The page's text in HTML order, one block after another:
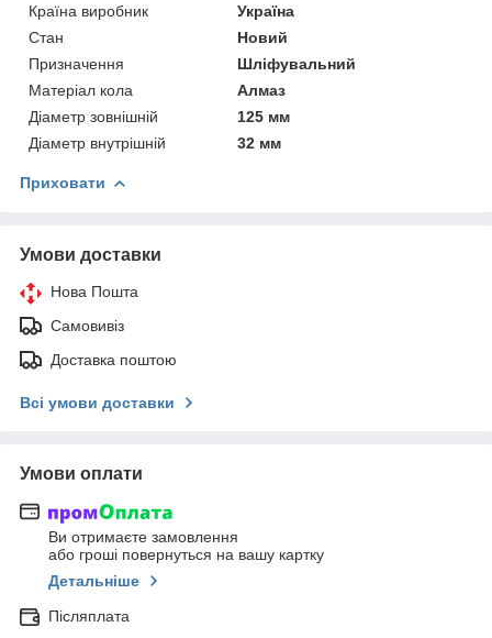
Країна виробник
Україна
Стан
Новий
Призначення
Шліфувальний
Матеріал кола
Алмаз
Діаметр зовнішній
125 мм
Діаметр внутрішній
32 мм
Приховати
Умови доставки
Нова Пошта
Самовивіз
Доставка поштою
Всі умови доставки
Умови оплати
Ви отримаєте замовлення
або гроші повернуться на вашу картку
Детальніше
Післяплата